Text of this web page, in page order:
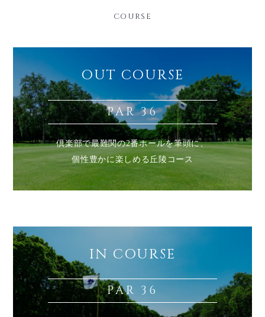
OUT COURSE
PAR 36
倶楽部で最難関の2番ホールを筆頭に、
個性豊かに楽しめる丘陵コース
IN COURSE
PAR 36